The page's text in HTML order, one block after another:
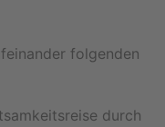
folgenden
durch